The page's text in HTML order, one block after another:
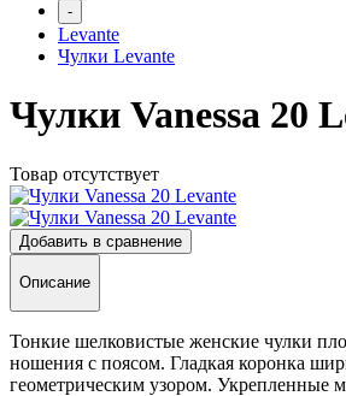
-
Levante
Чулки Levante
Чулки Vanessa 20
Товар отсутствует
Добавить в сравнение
Описание
Тонкие шелковистые женские чулки
ношения с поясом. Гладкая коронка
геометрическим узором. Укрепленные